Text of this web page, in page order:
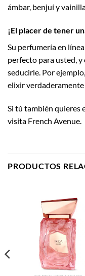
ámbar, benjuí y
¡El placer de tener
Su perfumería en
perfecto para usted,
seducirle. Por
elixir
Si tú también quieres
visita French Avenue.
PRODUCTOS